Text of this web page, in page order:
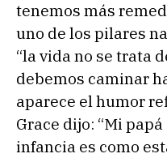
tenemos más
uno de los pilares
“la vida no se trata
debemos caminar
aparece el humor
Grace dijo: “Mi
infancia es como